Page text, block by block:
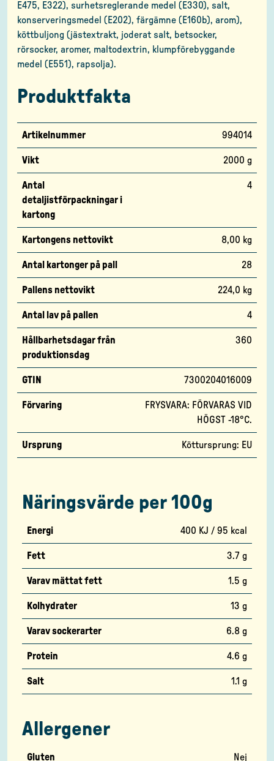
E475, E322), surhetsreglerande medel (E330), salt,
konserveringsmedel (E202), färgämne (E160b), arom),
köttbuljong (jästextrakt, joderat salt, betsocker,
rörsocker, aromer, maltodextrin, klumpförebyggande
medel (E551), rapsolja).
Produktfakta
Artikelnummer 994014
Vikt 2000 g
Antal
detaljistförpackningar i
kartong
4
Kartongens nettovikt 8,00 kg
Antal kartonger på pall 28
Pallens nettovikt 224,0 kg
Antal lav på pallen 4
Hållbarhetsdagar från
produktionsdag
360
GTIN 7300204016009
Förvaring
FRYSVARA: FÖRVARAS VID
HÖGST -18°C.
Ursprung Köttursprung: EU
Näringsvärde per 100g
Energi 400 KJ / 95 kcal
Fett 3.7 g
Varav mättat fett 1.5 g
Kolhydrater 13 g
Varav sockerarter 6.8 g
Protein 4.6 g
Salt 1.1 g
Allergener
Gluten Nej